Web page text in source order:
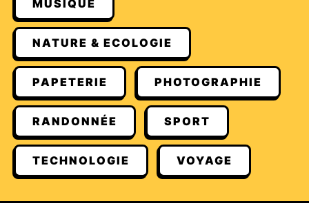
MUSIQUE
NATURE & ECOLOGIE
PAPETERIE PHOTOGRAPHIE
RANDONNÉE SPORT
TECHNOLOGIE VOYAGE